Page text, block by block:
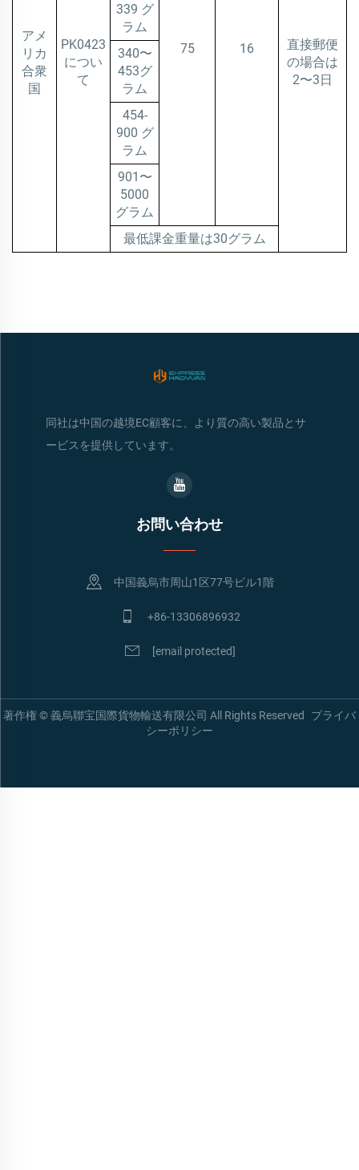
アメ
リカ
合衆
国
PK0423
につい
て
75 16
直接郵便
の場合は
2〜3日
339 グ
ラム
340〜
453グ
ラム
454-
900 グ
ラム
901〜
5000
グラム
最低課金重量は30グラム
同社は中国の越境EC顧客に、より質の高い製品とサ
ービスを提供しています。
お問い合わせ
中国義烏市周山1区77号ビル1階
+86-13306896932
[email protected]
著作権 © 義烏聯宝国際貨物輸送有限公司 All Rights Reserved
プライバ
シーポリシー